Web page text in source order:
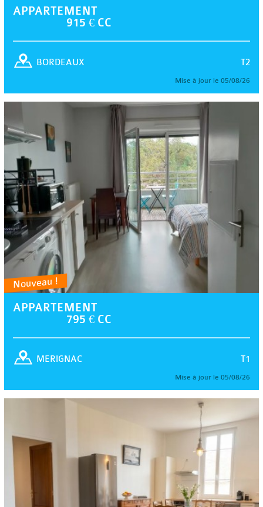
APPARTEMENT
915 € CC
T2
BORDEAUX
Mise à jour le 05/08/26
Nouveau !
APPARTEMENT
795 € CC
T1
MERIGNAC
Mise à jour le 05/08/26